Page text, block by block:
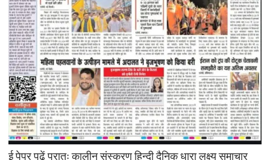
ई पेपर पढ़ें प्रातः कालीन संस्करण हिन्दी दैनिक धारा लक्ष्य समाचार